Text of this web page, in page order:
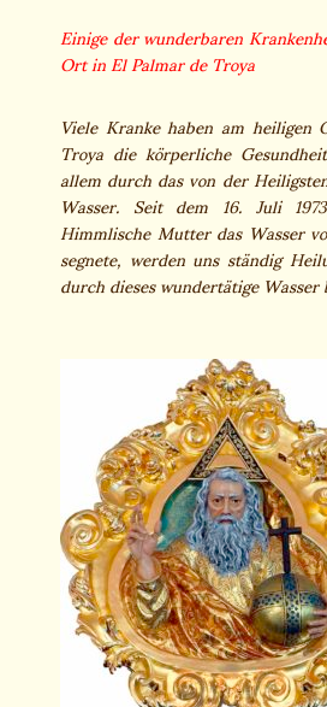
Einige der wunderbaren
Ort in El Palmar de Troya
Viele Kranke haben am
Troya die körperliche
allem durch das von der
Wasser. Seit dem 16. Juli
Himmlische Mutter das Wasser
segnete, werden uns ständig
durch dieses wundertätige